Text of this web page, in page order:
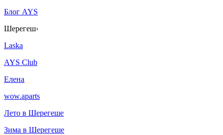
Блог AYS
Шерегеш›
Laska
AYS Club
Елена
wow.aparts
Лето в Шерегеше
Зима в Шерегеше